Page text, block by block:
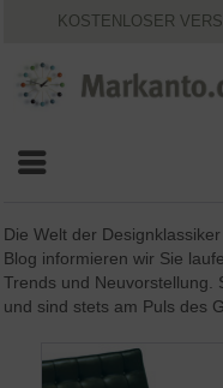
KOSTENLOSER
25
Die Welt der
Blog informieren wir Sie
Trends und Neuvorstellung.
und sind stets am Puls des